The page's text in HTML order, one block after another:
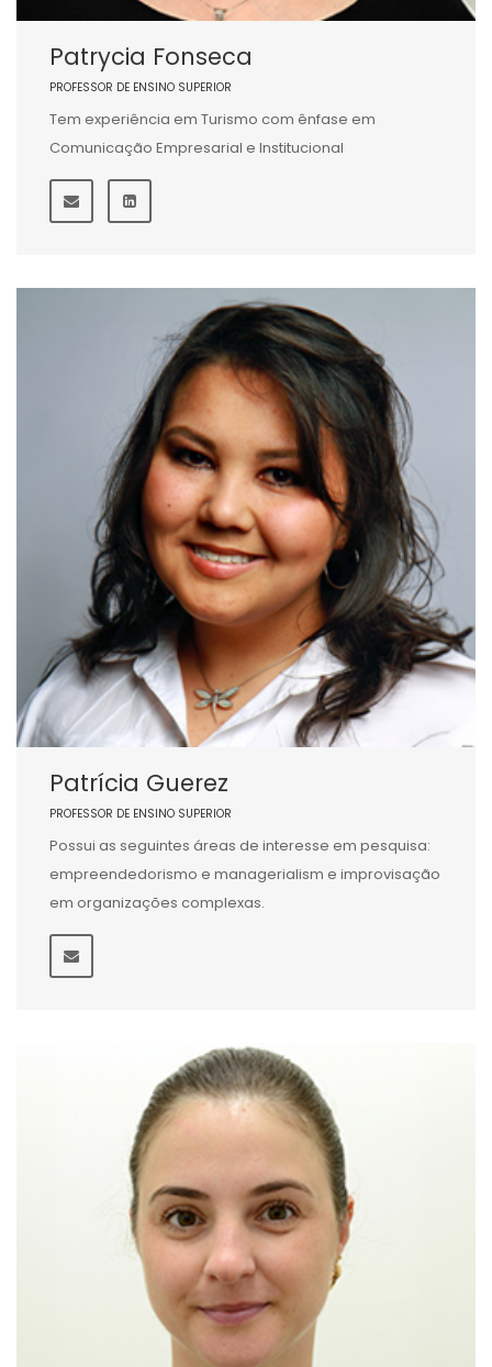
Patrycia Fonseca
PROFESSOR DE ENSINO SUPERIOR
Tem experiência em Turismo com ênfase em
Comunicação Empresarial e Institucional
Patrícia Guerez
PROFESSOR DE ENSINO SUPERIOR
Possui as seguintes áreas de interesse em pesquisa:
empreendedorismo e managerialism e improvisação
em organizações complexas.